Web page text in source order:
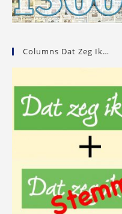
Columns Dat Zeg Ik…